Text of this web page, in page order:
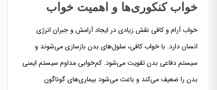
خواب کنکوری‌ها و اهمیت خواب
خواب آرام و کافی نقش زیادی در ایجاد آرامش و جبران انرژی
انسان دارد. با خواب کافی، سلول‌های بدن بازسازی می‌شوند و
سیستم دفاعی بدن تقویت می‌شود. کم‌خوابی مداوم سیستم ایمنی
بدن را ضعیف می‌کند و باعث می‌شود بیماری‌های گوناگون